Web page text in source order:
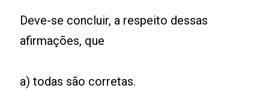
Deve-se concluir, a respeito dessas
afirmações, que
a) todas são corretas.